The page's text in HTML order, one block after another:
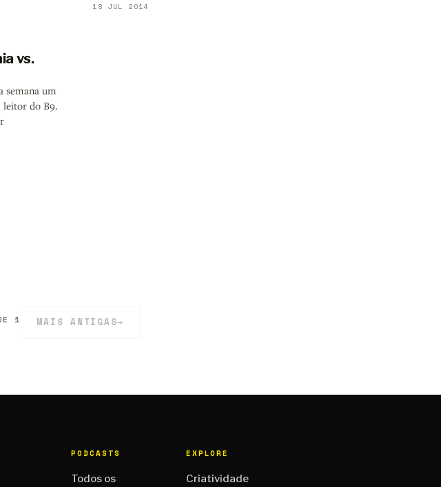
18 JUL 2014
vs.
semana um
leitor do B9.
1 MAIS ANTIGAS→
PODCASTS
Todos os
EXPLORE
Criatividade